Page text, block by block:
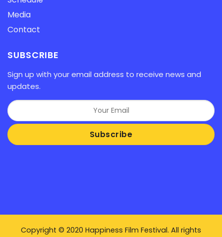
Media
Contact
SUBSCRIBE
Sign up with your email address to receive news and
updates.
Copyright © 2020 Happiness Film Festival. All rights